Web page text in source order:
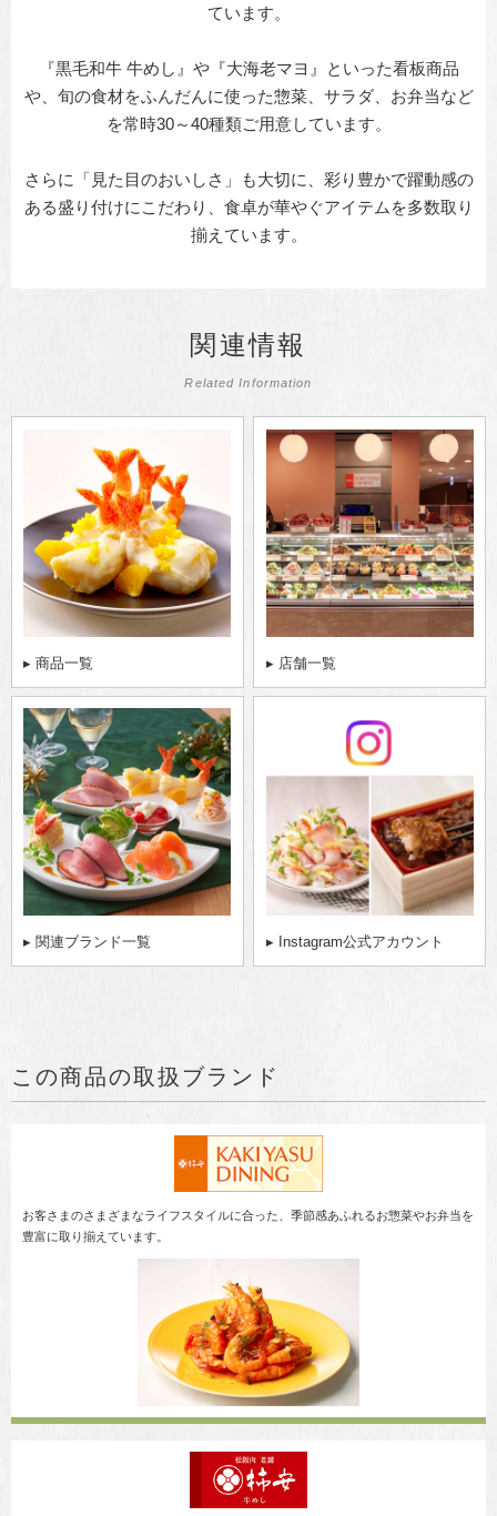
ています。
『黒毛和牛 牛めし』や『大海老マヨ』といった看板商品
や、旬の食材をふんだんに使った惣菜、サラダ、お弁当など
を常時30～40種類ご用意しています。
さらに「見た目のおいしさ」も大切に、彩り豊かで躍動感の
ある盛り付けにこだわり、食卓が華やぐアイテムを多数取り
揃えています。
関連情報
Related Information
▸ 商品一覧 ▸ 店舗一覧
▸ 関連ブランド一覧 ▸ Instagram公式アカウント
この商品の取扱ブランド
お客さまのさまざまなライフスタイルに合った、季節感あふれるお惣菜やお弁当を
豊富に取り揃えています。